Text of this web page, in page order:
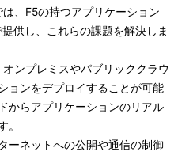
、F5の持つアプリケーション
供し、これらの課題を解決しま
ンプレミスやパブリッククラウ
ョンをデプロイすることが可能
からアプリケーションのリアル
。
ーネットへの公開や通信の制御